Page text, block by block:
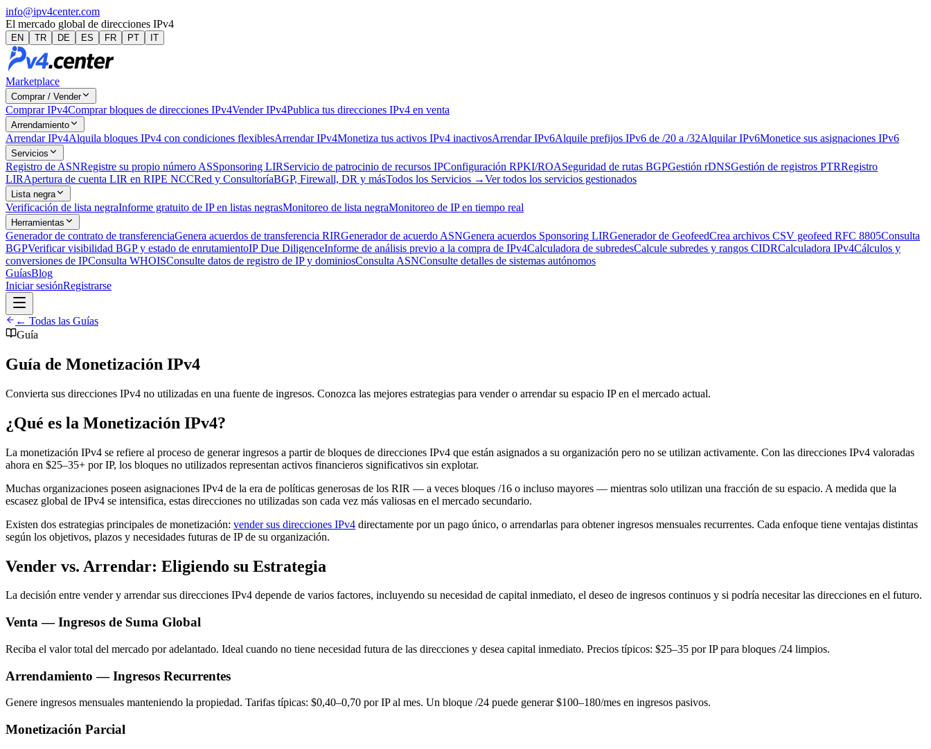
info@ipv4center.com
El mercado global de direcciones IPv4
EN TR DE ES FR PT IT
Marketplace
Comprar / Vender
Comprar IPv4Comprar bloques de direcciones IPv4Vender IPv4Publica tus direcciones IPv4 en venta
Arrendamiento
Arrendar IPv4Alquila bloques IPv4 con condiciones flexiblesArrendar IPv4Monetiza tus activos IPv4 inactivosArrendar IPv6Alquile prefijos IPv6 de /20 a /32Alquilar IPv6Monetice sus asignaciones IPv6
Servicios
Registro de ASNRegistre su propio número ASSponsoring LIRServicio de patrocinio de recursos IPConfiguración RPKI/ROASeguridad de rutas BGPGestión rDNSGestión de registros PTRRegistro
LIRApertura de cuenta LIR en RIPE NCCRed y ConsultoríaBGP, Firewall, DR y másTodos los Servicios →Ver todos los servicios gestionados
Lista negra
Verificación de lista negraInforme gratuito de IP en listas negrasMonitoreo de lista negraMonitoreo de IP en tiempo real
Herramientas
Generador de contrato de transferenciaGenera acuerdos de transferencia RIRGenerador de acuerdo ASNGenera acuerdos Sponsoring LIRGenerador de GeofeedCrea archivos CSV geofeed RFC 8805Consulta
BGPVerificar visibilidad BGP y estado de enrutamientoIP Due DiligenceInforme de análisis previo a la compra de IPv4Calculadora de subredesCalcule subredes y rangos CIDRCalculadora IPv4Cálculos y
conversiones de IPConsulta WHOISConsulte datos de registro de IP y dominiosConsulta ASNConsulte detalles de sistemas autónomos
GuíasBlog
Iniciar sesiónRegistrarse
← Todas las Guías
Guía
Guía de Monetización IPv4
Convierta sus direcciones IPv4 no utilizadas en una fuente de ingresos. Conozca las mejores estrategias para vender o arrendar su espacio IP en el mercado actual.
¿Qué es la Monetización IPv4?
La monetización IPv4 se refiere al proceso de generar ingresos a partir de bloques de direcciones IPv4 que están asignados a su organización pero no se utilizan activamente. Con las direcciones IPv4 valoradas
ahora en $25–35+ por IP, los bloques no utilizados representan activos financieros significativos sin explotar.
Muchas organizaciones poseen asignaciones IPv4 de la era de políticas generosas de los RIR — a veces bloques /16 o incluso mayores — mientras solo utilizan una fracción de su espacio. A medida que la
escasez global de IPv4 se intensifica, estas direcciones no utilizadas son cada vez más valiosas en el mercado secundario.
Existen dos estrategias principales de monetización: vender sus direcciones IPv4 directamente por un pago único, o arrendarlas para obtener ingresos mensuales recurrentes. Cada enfoque tiene ventajas distintas
según los objetivos, plazos y necesidades futuras de IP de su organización.
Vender vs. Arrendar: Eligiendo su Estrategia
La decisión entre vender y arrendar sus direcciones IPv4 depende de varios factores, incluyendo su necesidad de capital inmediato, el deseo de ingresos continuos y si podría necesitar las direcciones en el futuro.
Venta — Ingresos de Suma Global
Reciba el valor total del mercado por adelantado. Ideal cuando no tiene necesidad futura de las direcciones y desea capital inmediato. Precios típicos: $25–35 por IP para bloques /24 limpios.
Arrendamiento — Ingresos Recurrentes
Genere ingresos mensuales manteniendo la propiedad. Tarifas típicas: $0,40–0,70 por IP al mes. Un bloque /24 puede generar $100–180/mes en ingresos pasivos.
Monetización Parcial